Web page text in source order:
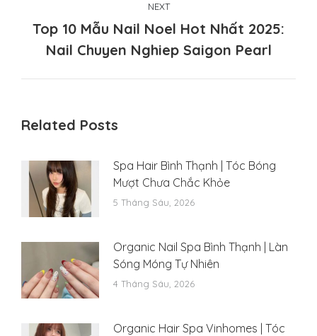
NEXT
Next
post:
Top 10 Mẫu Nail Noel Hot Nhất 2025:
Nail Chuyen Nghiep Saigon Pearl
Related Posts
Spa Hair Bình Thạnh | Tóc Bóng
Mượt Chưa Chắc Khỏe
5 Tháng Sáu, 2026
Organic Nail Spa Bình Thạnh | Làn
Sóng Móng Tự Nhiên
4 Tháng Sáu, 2026
Organic Hair Spa Vinhomes | Tóc